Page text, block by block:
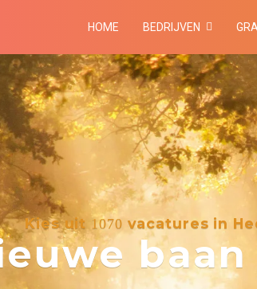
HOME BEDRIJVEN
Kies uit 1070 vacatures in